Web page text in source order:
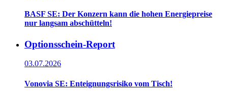
BASF SE: Der Konzern kann die hohen Energiepreise
nur langsam abschütteln!
Optionsschein-Report
03.07.2026
Vonovia SE: Enteignungsrisiko vom Tisch!